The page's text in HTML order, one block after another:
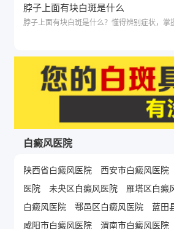
脖子上面有块白斑是什么
白癜风医院
陕西省白癜风医院 西安市白癜风医院
医院
未央区白癜风医院 雁塔区白癜
白癜风医院
鄠邑区白癜风医院 蓝田
咸阳市白癜风医院
渭南市白癜风医院